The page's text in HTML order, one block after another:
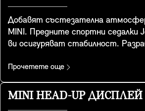
Добавят състезателна
MINI. Предните спортни седалки
ви осигуряват стабилност. Разработени с
седалки, те разполагат с
и осигуряват допълнителна
когато взимате завоите с
управляемост на MINI. Те
Прочетете още
MINI HEAD-UP ДИСПЛЕЙ